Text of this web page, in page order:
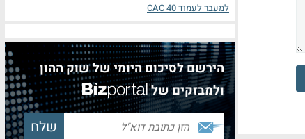
למעבר לעמוד CAC 40
הירשם לסיכום היומי של שוק ההון
ולמבזקים של